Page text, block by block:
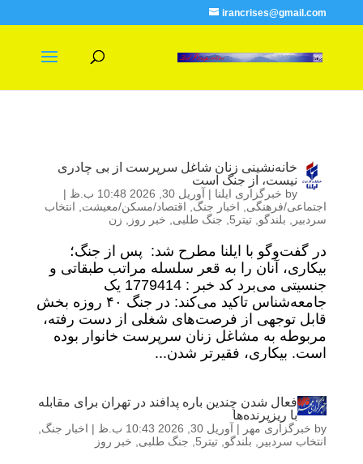
irancrises@gmail.com
خانه‌نشینی زنان شاغل سرپرست از بی چادری
نیست، از جنگ است
by خبرگزاری ایلنا | آوریل 30, 2026 10:48 ب.ظ
|
اجتماعی/فرهنگی
اخبار جنگ اقتصاد/مسکن/معیشت
انتخاب
سردبیر
بلندگو تیتر5 جنگ طلبی خبر روز زن
در گفت‌وگو با ایلنا مطرح شد: پس از جنگ؛
بیکاری، آنان را به قعر سلسله مراتب طبقاتی و
جنسیتی می‌برد کد خبر : 1779414 یک
جامعه‌شناس تاکید می‌کند: در جنگ ۴۰ روزه بخش
قابل توجهی از فرصت‌های شغلی از دست رفته،
مربوطه به مشاغل زنان سرپرست خانوار بوده
است. بیکاری، فقیرتر شدن...
فعال شدن چندین باره پدافند در تهران برای مقابله
با ریزپرنده‌ها
by خبرگزاری مهر | آوریل 30, 2026 10:43 ب.ظ | اخبار جنگ
انتخاب سردبیر
بلندگو تیتر5 جنگ طلبی خبر روز